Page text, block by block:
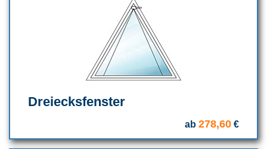
Dreiecksfenster
ab 278,60 €